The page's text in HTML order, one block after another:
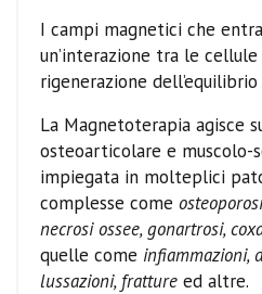
I campi magnetici che
un’interazione tra le
rigenerazione
La Magnetoterapia agisce
osteoarticolare e muscolo-
impiegata in molteplici
complesse come
necrosi ossee, gonartrosi,
quelle come infiammazioni,
lussazioni, fratture ed altre.